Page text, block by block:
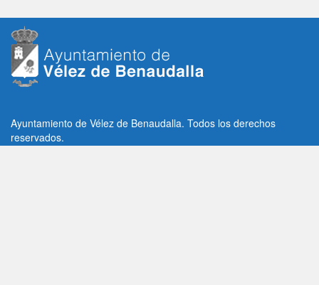
Ayuntamiento de Vélez de Benaudalla. Todos los derechos
reservados.